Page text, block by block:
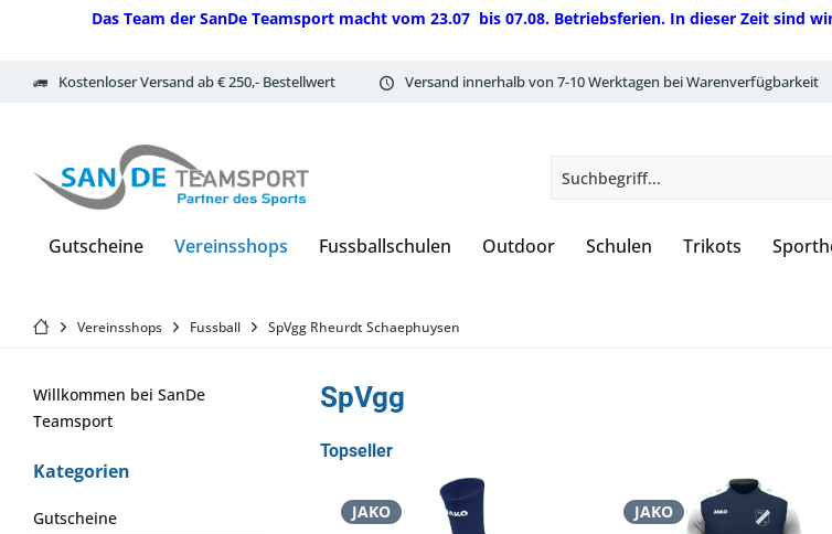
Das Team der SanDe Teamsport macht vom 23.07 bis 07.08. Betriebsferien. In dieser Zeit
Kostenloser Versand ab € 250,- Bestellwert Versand innerhalb von 7-10 Werktagen bei Warenverfügbarkeit
Gutscheine Vereinsshops Fussballschulen Outdoor Schulen Trikots
Vereinsshops Fussball SpVgg Rheurdt Schaephuysen
Willkommen bei SanDe
Teamsport
Kategorien
Gutscheine
SpVgg
Topseller
JAKO JAKO